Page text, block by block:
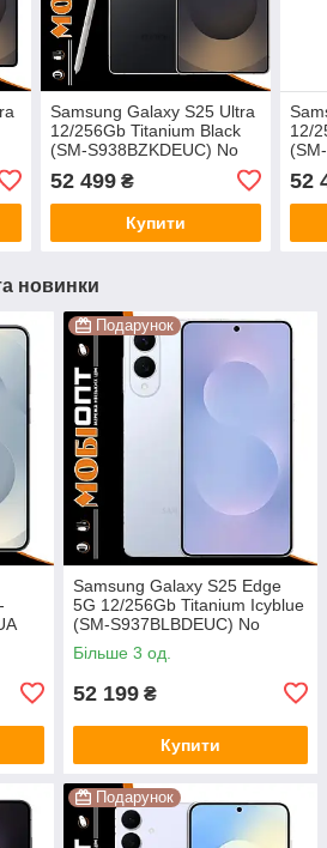
Samsung Galaxy S25 Ultra
12/256Gb Titanium Black
(SM-S938BZKDEUC) No
52 499₴
Купити
12/
52
новинки
Подарунок
Samsung Galaxy S25 Edge
5G 12/256Gb Titanium Icyblue
(SM-S937BLBDEUC) No
Adapter UA UCRF
Більше 3 од.
52 199 ₴
Купити
Подарунок